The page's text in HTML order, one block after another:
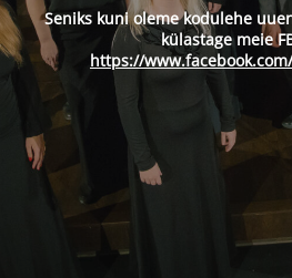
Seniks kuni oleme kodulehe
külastage meie
https://